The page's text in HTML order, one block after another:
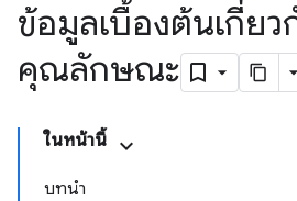
ข้อมูลเบื้องต้นเกี่ย
คุณลักษณะ
ในหน้านี้
บทนำ